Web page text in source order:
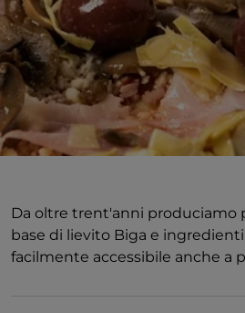
Da oltre trent'anni produciamo
base di lievito Biga e ingredienti
facilmente accessibile anche a